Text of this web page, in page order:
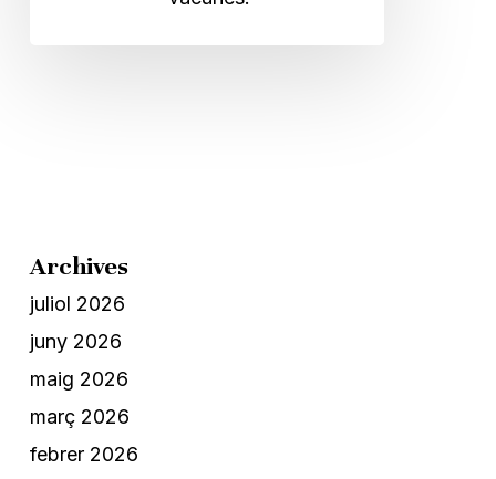
Archives
juliol 2026
juny 2026
maig 2026
març 2026
febrer 2026